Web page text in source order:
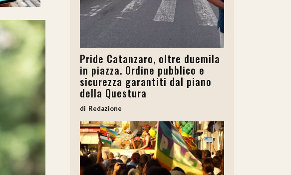
Pride Catanzaro, oltre duemila
in piazza. Ordine pubblico e
sicurezza garantiti dal piano
della Questura
Redazione